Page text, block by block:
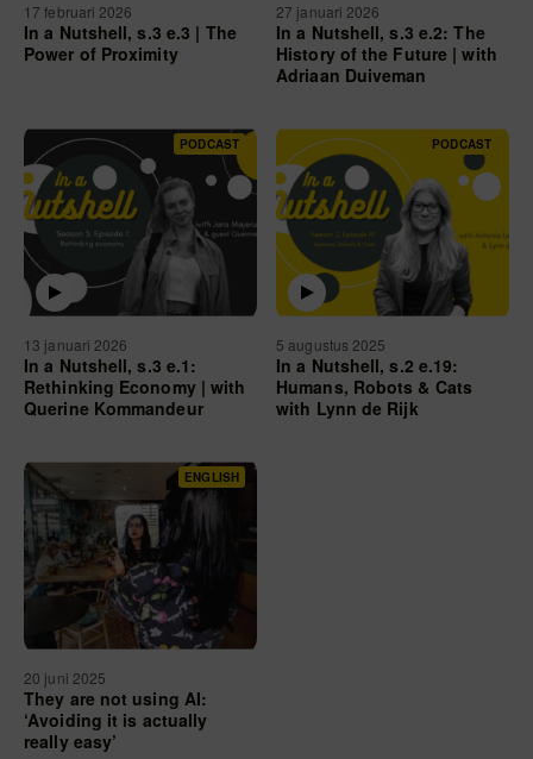
17 februari 2026
In a Nutshell, s.3 e.3 | The
Power of Proximity
27 januari 2026
In a Nutshell, s.3 e.2: The
History of the Future | with
Adriaan Duiveman
PODCAST
13 januari 2026
In a Nutshell, s.3 e.1:
Rethinking Economy | with
Querine Kommandeur
PODCAST
5 augustus 2025
In a Nutshell, s.2 e.19:
Humans, Robots & Cats
with Lynn de Rijk
ENGLISH
20 juni 2025
They are not using AI:
‘Avoiding it is actually
really easy’